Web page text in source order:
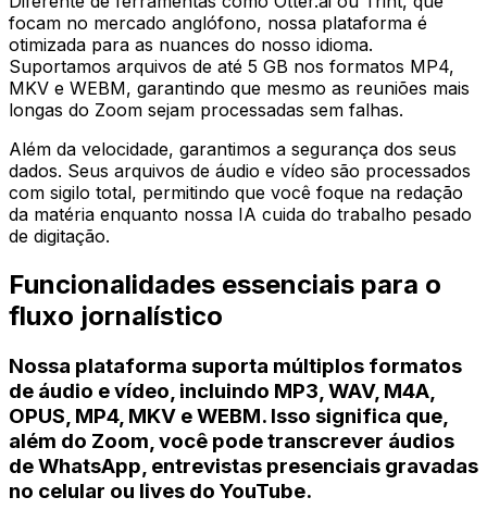
focam no mercado anglófono, nossa plataforma é
otimizada para as nuances do nosso idioma.
Suportamos arquivos de até 5 GB nos formatos MP4,
MKV e WEBM, garantindo que mesmo as reuniões mais
longas do Zoom sejam processadas sem falhas.
Além da velocidade, garantimos a segurança dos seus
dados. Seus arquivos de áudio e vídeo são processados
com sigilo total, permitindo que você foque na redação
da matéria enquanto nossa IA cuida do trabalho pesado
de digitação.
Funcionalidades essenciais para o
fluxo jornalístico
Nossa plataforma suporta múltiplos formatos
de áudio e vídeo, incluindo MP3, WAV, M4A,
OPUS, MP4, MKV e WEBM. Isso significa que,
além do Zoom, você pode transcrever áudios
de WhatsApp, entrevistas presenciais gravadas
no celular ou lives do YouTube.